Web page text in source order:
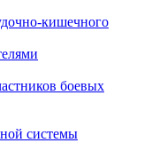
кишечного
боевых
системы